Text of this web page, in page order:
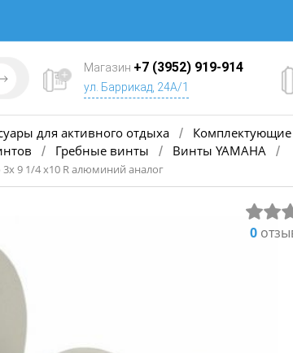
Магазин +7 (3952) 919-914
ул. Баррикад, 24А/1
для активного отдыха /
/ Гребные винты / Винты YAMAHA /
3х 9 1/4 х10 R алюминий аналог
0